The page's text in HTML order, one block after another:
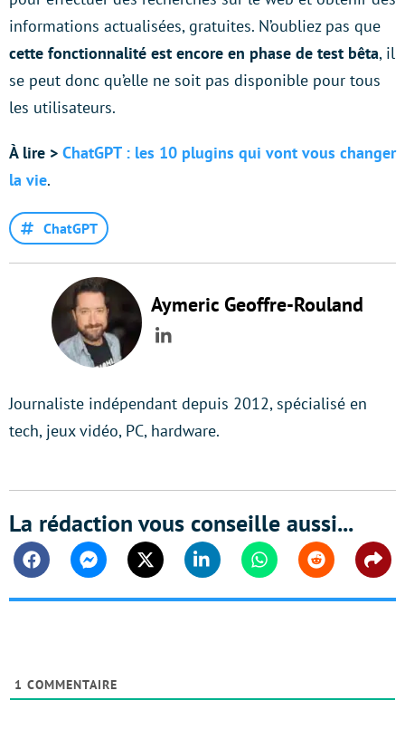
informations actualisées, gratuites. N’oubliez pas que
cette fonctionnalité est encore en phase de test bêta, il
se peut donc qu’elle ne soit pas disponible pour tous
les utilisateurs.
À lire > ChatGPT : les 10 plugins qui vont vous changer
la vie.
ChatGPT
Aymeric Geoffre-Rouland
LinkedIn
Journaliste indépendant depuis 2012, spécialisé en
tech, jeux vidéo, PC, hardware.
La rédaction vous conseille aussi...
FacebookMessengerTwitter Linkedin WhatsappReddit
1 COMMENTAIRE